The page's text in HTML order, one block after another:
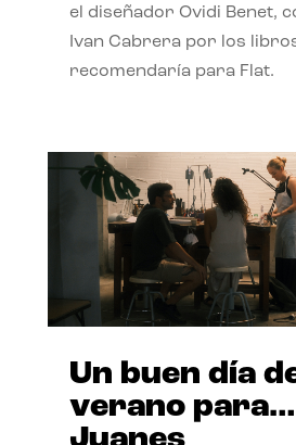
el diseñador Ovidi Benet,
Ivan Cabrera por los
recomendaría para Flat.
Un buen día
verano